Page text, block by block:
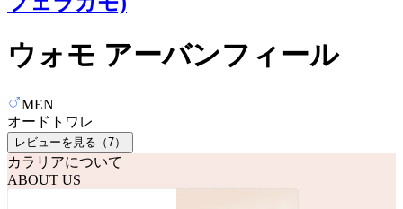
ウォモ アーバンフィール
MEN
オードトワレ
レビューを見る（7）
カラリアについて
ABOUT US